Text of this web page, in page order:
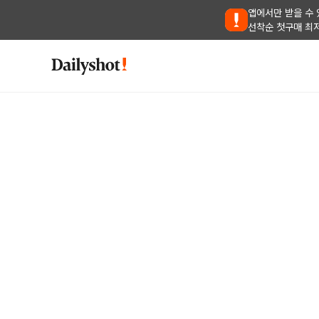
앱에서만 받을 수
선착순 첫구매 최